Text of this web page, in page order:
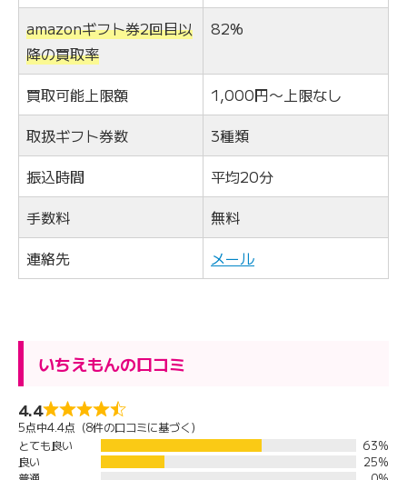
amazonギフト券2回目以
降の買取率
82%
買取可能上限額
1,000円〜上限なし
取扱ギフト券数
3種類
振込時間
平均20分
手数料
無料
連絡先
メール
いちえもんの口コミ
4.4
5点中4.4点（8件の口コミに基づく）
とても良い
63%
良い
25%